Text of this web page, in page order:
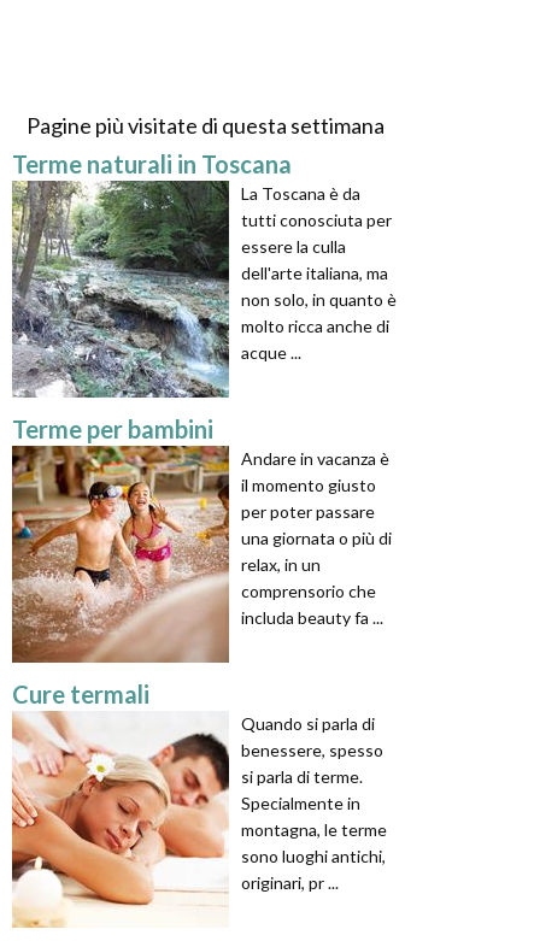
Pagine più visitate di questa settimana
Terme naturali in Toscana
La Toscana è da
tutti conosciuta per
essere la culla
dell'arte italiana, ma
non solo, in quanto è
molto ricca anche di
acque ...
Terme per bambini
Andare in vacanza è
il momento giusto
per poter passare
una giornata o più di
relax, in un
comprensorio che
includa beauty fa ...
Cure termali
Quando si parla di
benessere, spesso
si parla di terme.
Specialmente in
montagna, le terme
sono luoghi antichi,
originari, pr ...